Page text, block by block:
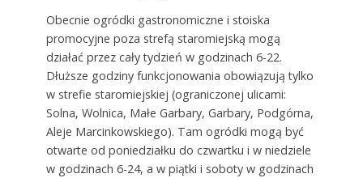
Obecnie ogródki gastronomiczne i stoiska
promocyjne poza strefą staromiejską mogą
działać przez cały tydzień w godzinach 6-22.
Dłuższe godziny funkcjonowania obowiązują tylko
w strefie staromiejskiej (ograniczonej ulicami:
Solna, Wolnica, Małe Garbary, Garbary, Podgórna,
Aleje Marcinkowskiego). Tam ogródki mogą być
otwarte od poniedziałku do czwartku i w niedziele
w godzinach 6-24, a w piątki i soboty w godzinach